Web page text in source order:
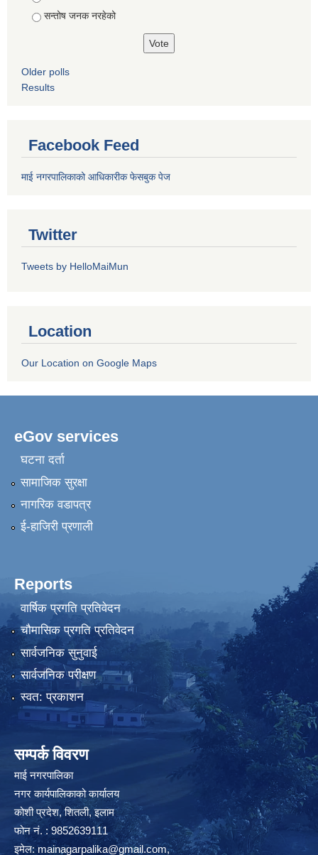
सन्तोष जनक नरहेको
Older polls
Results
Facebook Feed
माई नगरपालिकाको आधिकारीक फेसबुक पेज
Twitter
Tweets by HelloMaiMun
Location
Our Location on Google Maps
eGov services
घटना दर्ता
सामाजिक सुरक्षा
नागरिक वडापत्र
ई-हाजिरी प्रणाली
Reports
वार्षिक प्रगति प्रतिवेदन
चौमासिक प्रगति प्रतिवेदन
सार्वजनिक सुनुवाई
सार्वजनिक परीक्षण
स्वत: प्रकाशन
सम्पर्क विवरण
माई नगरपालिका
नगर कार्यपालिकाको कार्यालय
कोशी प्रदेश, शितली, इलाम
फोन नं. : 9852639111
इमेल:mainagarpalika@gmail.com,